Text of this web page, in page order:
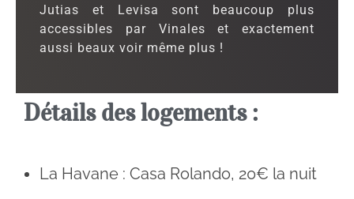
Jutias et Levisa sont beaucoup plus
accessibles par Vinales et exactement
aussi beaux voir même plus !
Détails des logements :
La Havane : Casa Rolando, 20€ la nuit